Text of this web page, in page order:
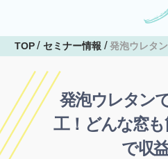
TOP セミナー情報 発泡ウレタ
発泡ウレタン
工！どんな窓
で収